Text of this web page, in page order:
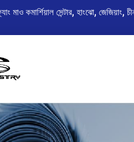
মাও কমার্শিয়াল সেন্টার, হাংঝো, জেজিয়াং,